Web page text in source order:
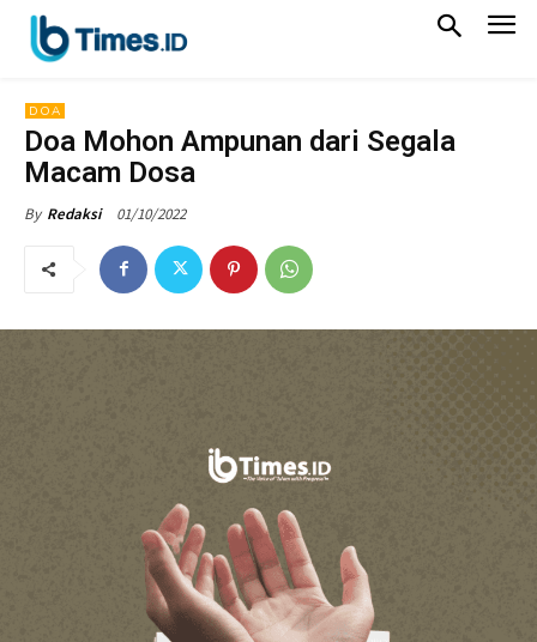
DOA
Doa Mohon Ampunan dari Segala
Macam Dosa
By Redaksi 01/10/2022